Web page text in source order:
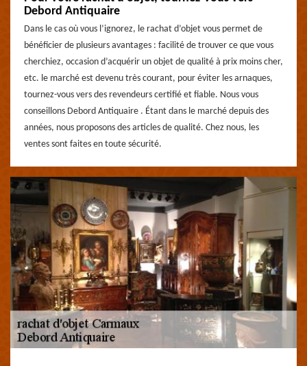
Debord Antiquaire
Dans le cas où vous l’ignorez, le rachat d’objet vous permet de
bénéficier de plusieurs avantages : facilité de trouver ce que vous
cherchiez, occasion d’acquérir un objet de qualité à prix moins cher,
etc. le marché est devenu très courant, pour éviter les arnaques,
tournez-vous vers des revendeurs certifié et fiable. Nous vous
conseillons Debord Antiquaire . Étant dans le marché depuis des
années, nous proposons des articles de qualité. Chez nous, les
ventes sont faites en toute sécurité.